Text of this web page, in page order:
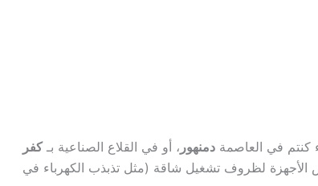
كنتم في العاصمة دمنهور ، أو في القلاع الصناعية بـكفر
الأجهزة لظروف تشغيل شاقة (مثل تذبذب الكهرباء في